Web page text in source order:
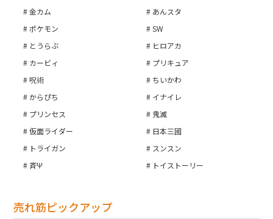
金カム
あんスタ
ポケモン
SW
とうらぶ
ヒロアカ
カービィ
プリキュア
呪術
ちいかわ
からぴち
イナイレ
プリンセス
鬼滅
仮面ライダー
日本三國
トライガン
スンスン
斉Ψ
トイストーリー
売れ筋ピックアップ